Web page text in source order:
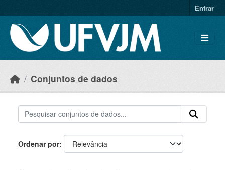
Entrar
Conjuntos de dados
Ordenar por